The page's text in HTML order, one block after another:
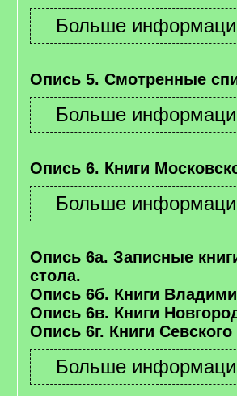
Опись 5. Смотренные
Опись 6. Книги
Опись 6а. Записные
стола.
Опись 6б. Книги
Опись 6в. Книги
Опись 6г. Книги Севского